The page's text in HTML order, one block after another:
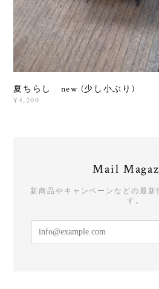
夏ちらし new (少し小ぶり)
¥4,200
Mail
新商品やキャンペーンなどの最新
す。